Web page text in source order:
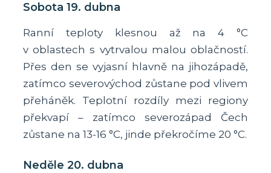
Sobota 19. dubna
Ranní teploty klesnou až na 4 °C
v oblastech s vytrvalou malou oblačností.
Přes den se vyjasní hlavně na jihozápadě,
zatímco severovýchod zůstane pod vlivem
přeháněk. Teplotní rozdíly mezi regiony
překvapí – zatímco severozápad Čech
zůstane na 13-16 °C, jinde překročíme 20 °C.
Neděle 20. dubna